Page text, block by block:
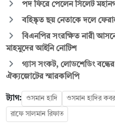
পদ ফিরে পেলেন সিলেট
বহিষ্কৃত ছয় নেতাকে দলে
বিএনপির সংরক্ষিত নারী
মাহমুদের আইনি নোটিশ
গ্যাস সংকট, লোডশেডিং
ঐক্যজোটের স্মারকলিপি
ট্যাগ: ওসমান হাদি ওসমান হাদির কবর
রাফে সালমান রিফাত